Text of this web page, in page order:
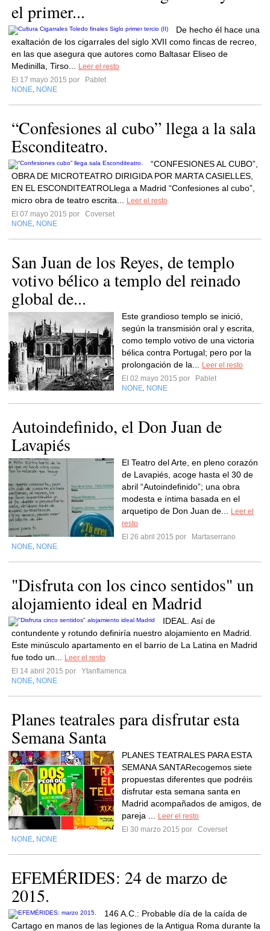
el primer...
De hecho él hace una
exaltación de los cigarrales del siglo XVII como fincas de recreo,
en las que asegura que autores como Baltasar Eliseo de
Medinilla, Tirso...
Leer el resto
El 17 mayo 2015 por
Pablet
NONE NONE
“Confesiones al cubo” llega a la sala
Esconditeatro.
“CONFESIONES AL CUBO”,
OBRA DE MICROTEATRO DIRIGIDA POR MARTA CASIELLES,
EN EL ESCONDITEATROLlega a Madrid “Confesiones al cubo”,
micro obra de teatro escrita...
Leer el resto
El 07 mayo 2015 por
Coverset
NONE NONE
San Juan de los Reyes, de templo
votivo bélico a templo del reinado
global de...
Este grandioso templo se inició,
según la transmisión oral y escrita,
como templo votivo de una victoria
bélica contra Portugal; pero por la
prolongación de la...
Leer el resto
El 02 mayo 2015 por
Pablet
NONE NONE
Autoindefinido, el Don Juan de
Lavapiés
El Teatro del Arte, en pleno corazón
de Lavapiés, acoge hasta el 30 de
abril “Autoindefinido”; una obra
modesta e íntima basada en el
arquetipo de Don Juan de...
Leer el
resto
El 26 abril 2015 por
Martaserrano
NONE NONE
"Disfruta con los cinco sentidos" un
alojamiento ideal en Madrid
IDEAL. Así de
contundente y rotundo definiría nuestro alojamiento en Madrid.
Este minúsculo apartamento en el barrio de La Latina en Madrid
fue todo un...
Leer el resto
El 14 abril 2015 por
Ytanflamenca
NONE NONE
Planes teatrales para disfrutar esta
Semana Santa
PLANES TEATRALES PARA ESTA
SEMANA SANTARecogemos siete
propuestas diferentes que podréis
disfrutar esta semana santa en
Madrid acompañados de amigos, de
pareja ...
Leer el resto
El 30 marzo 2015 por
Coverset
NONE NONE
EFEMÉRIDES: 24 de marzo de
2015.
146 A.C.: Probable día de la caída de
Cartago en manos de las legiones de la Antigua Roma durante la